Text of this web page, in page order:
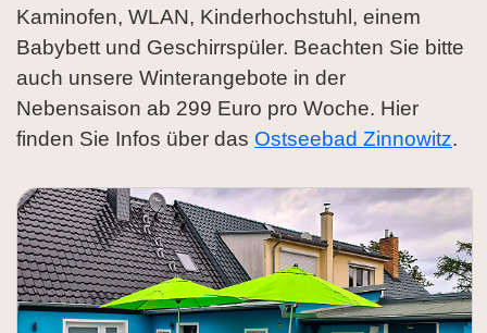
Kaminofen, WLAN, Kinderhochstuhl, einem
Babybett und Geschirrspüler. Beachten Sie bitte
auch unsere Winterangebote in der
Nebensaison ab 299 Euro pro Woche. Hier
finden Sie Infos über das Ostseebad Zinnowitz.